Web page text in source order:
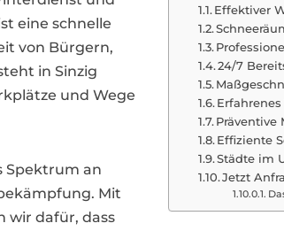
Effektiver
24/7
Präventive
Effiziente
Städte im
Jetzt
eine schnelle
von Bürgern,
in Sinzig
und Wege
Spektrum an
Mit
wir dafür, dass